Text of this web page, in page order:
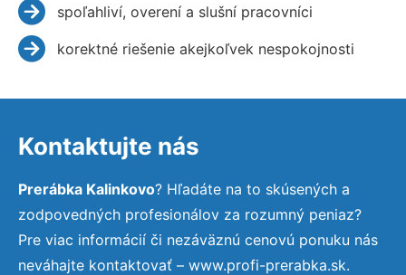
spoľahliví, overení a slušní pracovníci
korektné riešenie akejkoľvek nespokojnosti
Kontaktujte nás
Prerábka Kalinkovo? Hľadáte na to skúsených a
zodpovedných profesionálov za rozumný peniaz?
Pre viac informácií či nezáväznú cenovú ponuku nás
neváhajte kontaktovať – www.profi-prerabka.sk.